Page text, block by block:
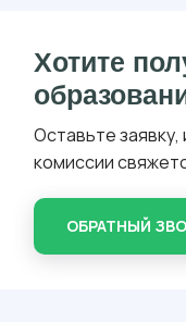
Хотите
Оставьте
комиссии
ОБРАТНЫЙ